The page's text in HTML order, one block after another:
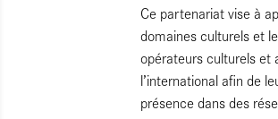
Ce partenariat vise à
domaines culturels et
opérateurs culturels et
l’international afin de
présence dans des